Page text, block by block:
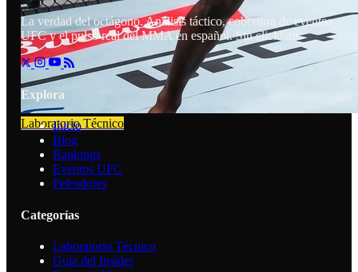
Laboratorio Técnico
La verdad del octágono. Análisis táctico, cobertura de eventos
UFC y el pulso real del MMA en español. Sin clickbait.
Explora
Inicio
Blog
Rankings
Eventos UFC
Peleadores
Categorías
Laboratorio Técnico
Guía del Insider